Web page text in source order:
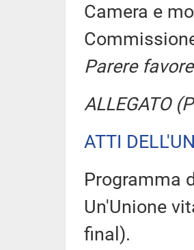
Camera e
Parere
ALLEGATO
ATTI
Programma
Un'Unione
final).